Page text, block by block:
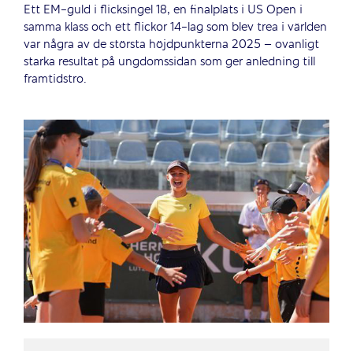
Ett EM-guld i flicksingel 18, en finalplats i US Open i
samma klass och ett flickor 14-lag som blev trea i världen
var några av de största höjdpunkterna 2025 – ovanligt
starka resultat på ungdomssidan som ger anledning till
framtidstro.